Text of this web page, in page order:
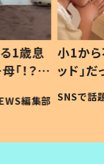
ギフテ
給食”を
和の親編集部
ひ孫
が、抱
「涙
い」